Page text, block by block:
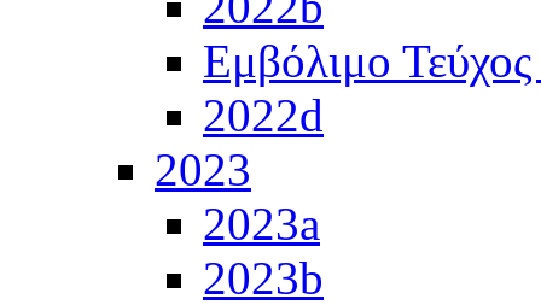
Εμβόλιμο
2022d
2023
2023a
2023b